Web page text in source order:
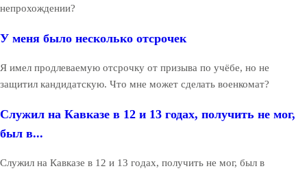
непрохождении?
У меня было несколько отсрочек
Я имел продлеваемую отсрочку от призыва по учёбе, но не
защитил кандидатскую. Что мне может сделать военкомат?
Служил на Кавказе в 12 и 13 годах, получить не мог,
был в...
Служил на Кавказе в 12 и 13 годах, получить не мог, был в